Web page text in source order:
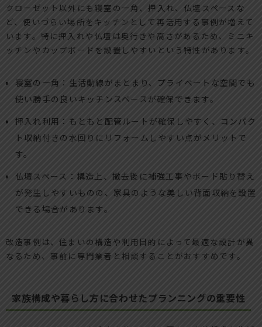
クローゼット以外にも寝室の一角、押入れ、仏壇スペースな
ど、使いづらい場所をキッチンとして再活用する事例が増えて
います。特に押入れや仏壇は奥行きや高さがあるため、ミニキ
ッチンやカップボードを設置しやすいという特性があります。
寝室の一角：生活動線がまとまり、プライベートな空間でも
使い勝手の良いキッチンスペースが確保できます。
押入れ利用：もともと配管ルートが確保しやすく、コンパク
ト収納付きの水回りにリフォームしやすい点がメリットで
す。
仏壇スペース：構造上、撤去後に補強工事やボード貼り替え
が発生しやすいものの、家具のような美しい背面収納を設置
できる場合があります。
改造事例は、住まいの構造や利用目的によって最適な設計が異
なるため、事前に専門業者と相談することがおすすめです。
家族構成や暮らし方に合わせたプランニングの重要性